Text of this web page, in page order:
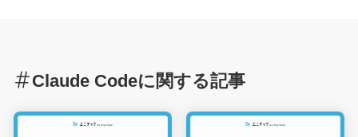
Claude Codeに関する記事